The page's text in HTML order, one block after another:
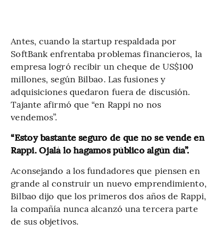
Antes, cuando la startup respaldada por
SoftBank enfrentaba problemas financieros, la
empresa logró recibir un cheque de US$100
millones, según Bilbao. Las fusiones y
adquisiciones quedaron fuera de discusión.
Tajante afirmó que “en Rappi no nos
vendemos”.
“Estoy bastante seguro de que no se vende en
Rappi. Ojalá lo hagamos público algún día”.
Aconsejando a los fundadores que piensen en
grande al construir un nuevo emprendimiento,
Bilbao dijo que los primeros dos años de Rappi,
la compañía nunca alcanzó una tercera parte
de sus objetivos.